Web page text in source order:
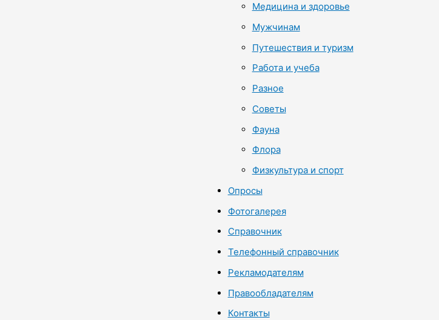
Медицина и здоровье
Мужчинам
Путешествия и туризм
Работа и учеба
Разное
Советы
Фауна
Флора
Физкультура и спорт
Опросы
Фотогалерея
Справочник
Телефонный справочник
Рекламодателям
Правообладателям
Контакты